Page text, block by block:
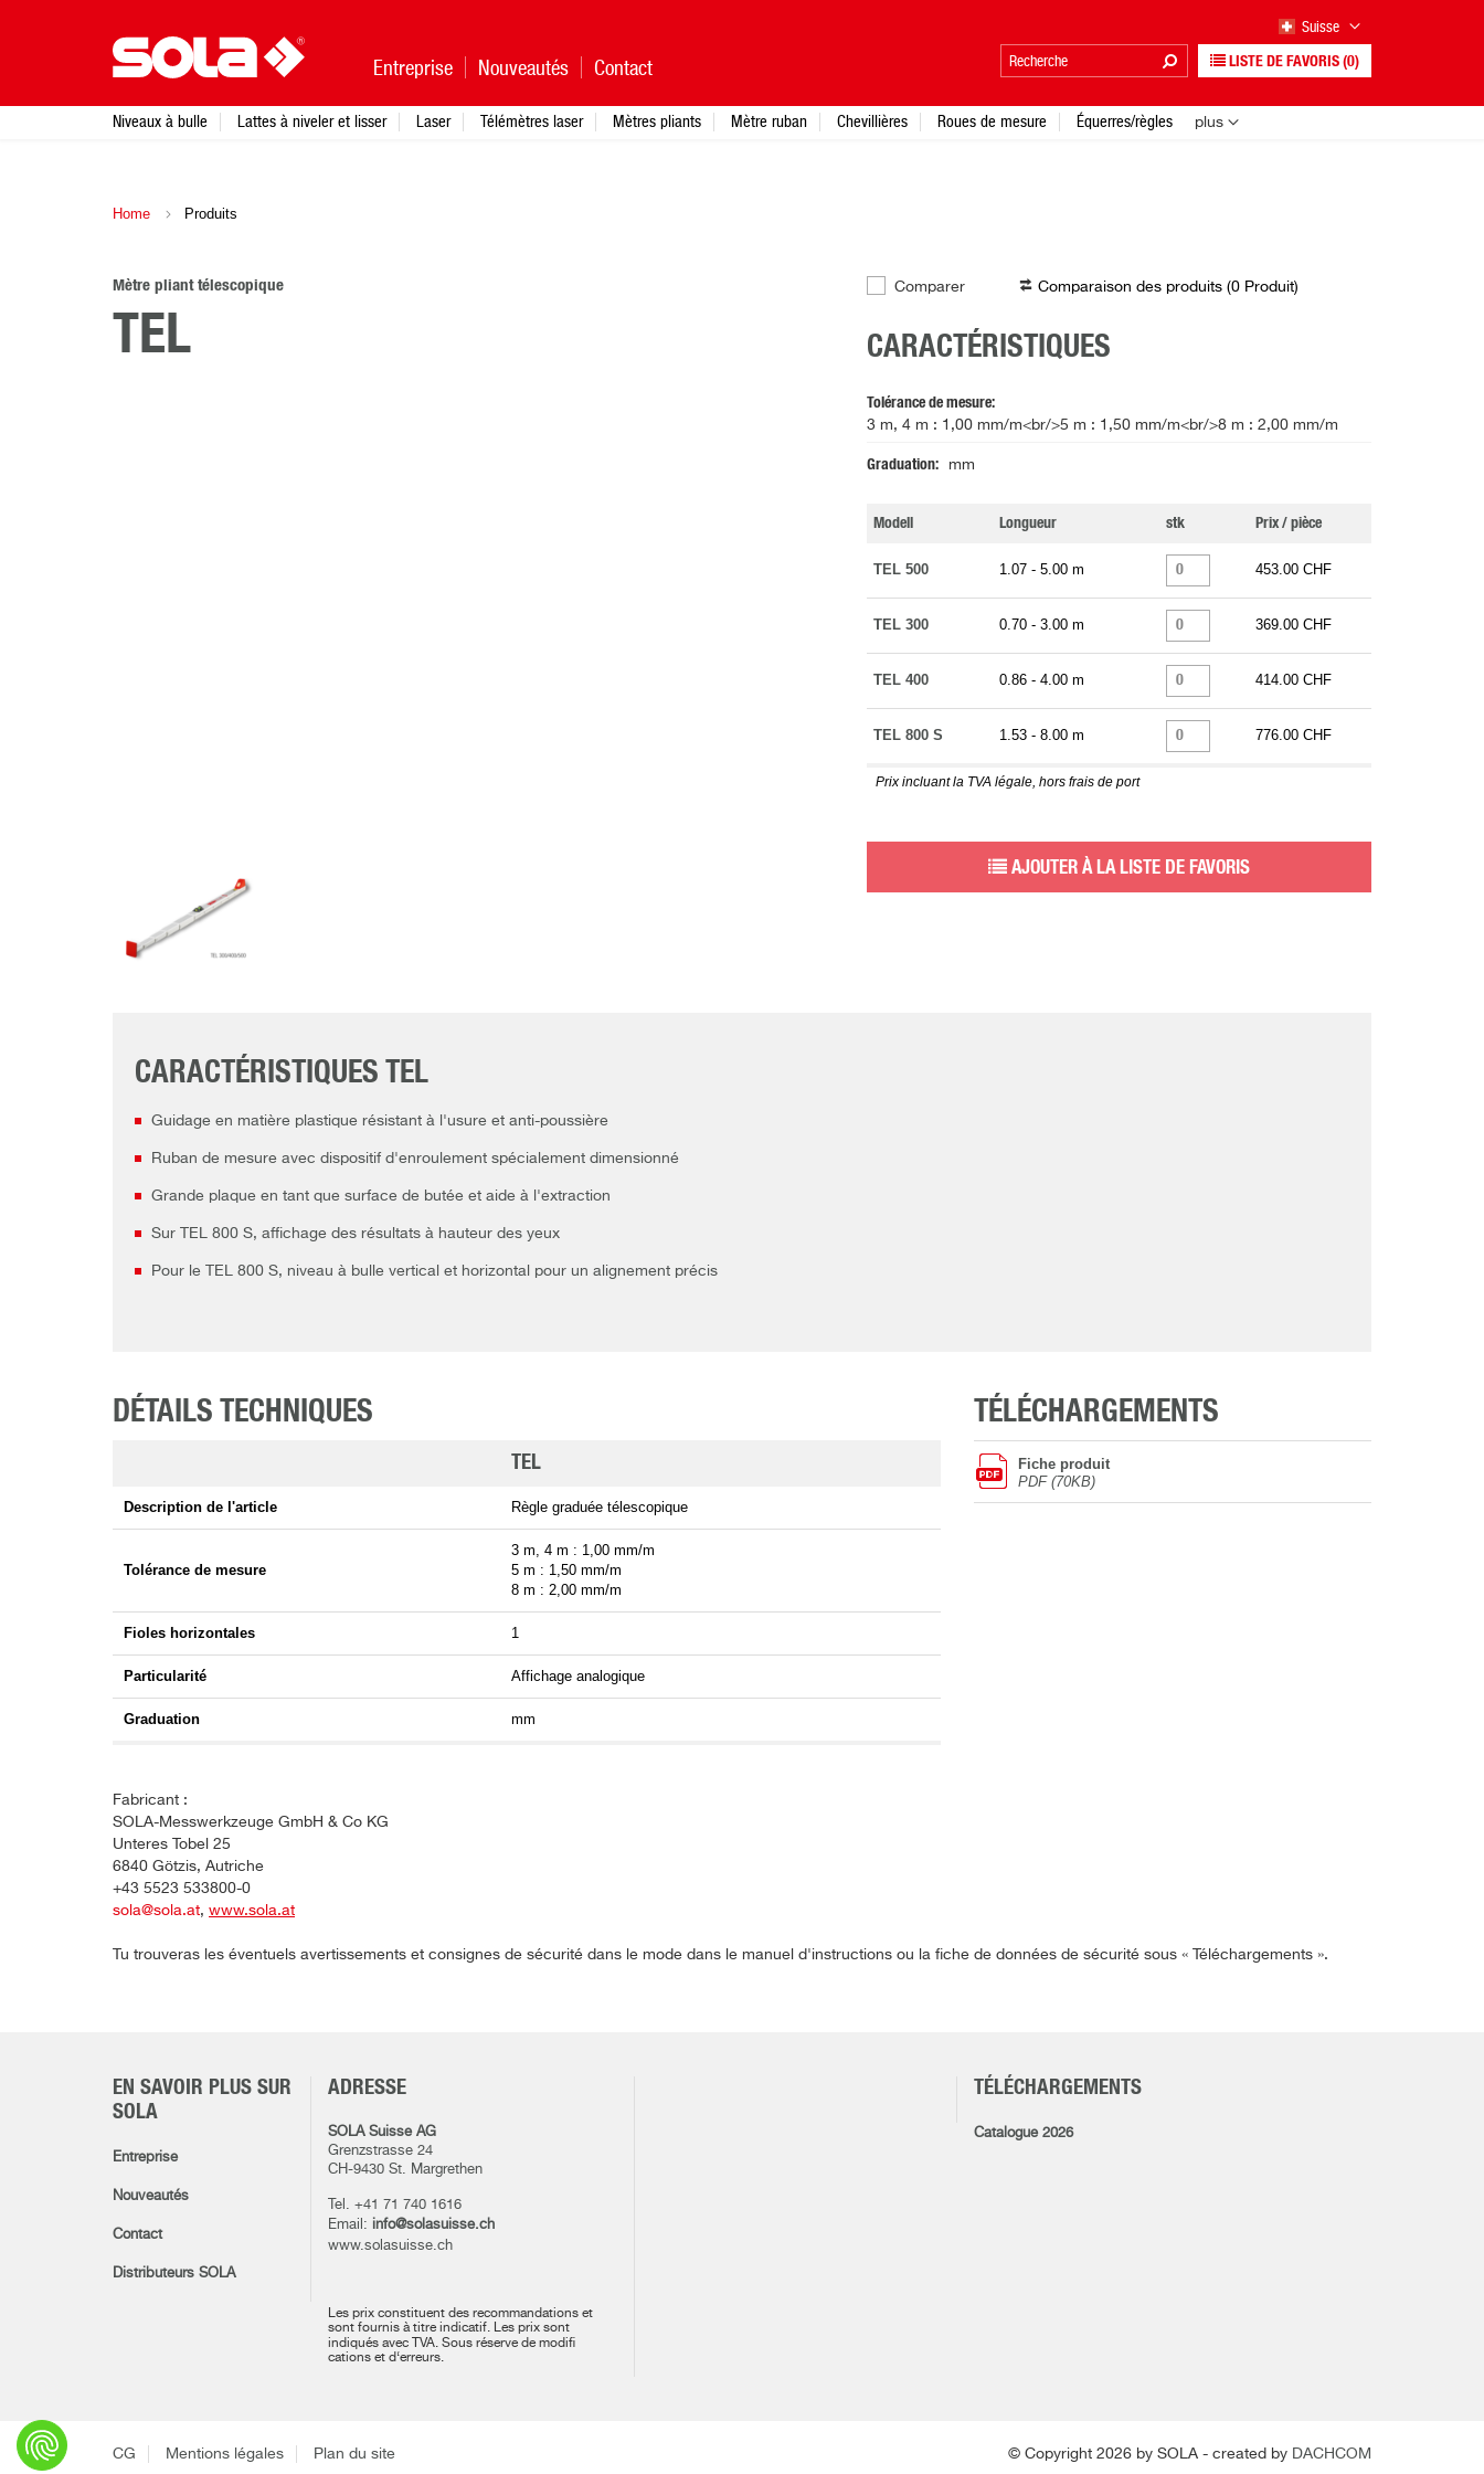
Home Produits
Mètre pliant télescopique
TEL
Comparer Comparaison des produits (0 Produit)
CARACTÉRISTIQUES
Tolérance de mesure
3 m, 4 m : 1,00 mm/m<br/>5 m : 1,50 mm/m<br/>8 m : 2,00 mm/m
Graduation mm
Modell Longueur stk Prix / pièce
TEL 500 1.07 - 5.00 m 453.00 CHF
TEL 300 0.70 - 3.00 m 369.00 CHF
TEL 400 0.86 - 4.00 m 414.00 CHF
TEL 800 S 1.53 - 8.00 m 776.00 CHF
Prix incluant la TVA légale, hors frais de port
AJOUTER À LA LISTE DE FAVORIS
CARACTÉRISTIQUES TEL
Guidage en matière plastique résistant à l'usure et anti-poussière
Ruban de mesure avec dispositif d'enroulement spécialement dimensionné
Grande plaque en tant que surface de butée et aide à l'extraction
Sur TEL 800 S, affichage des résultats à hauteur des yeux
Pour le TEL 800 S, niveau à bulle vertical et horizontal pour un alignement précis
DÉTAILS TECHNIQUES
TEL
Description de l'article Règle graduée télescopique
Tolérance de mesure
3 m, 4 m : 1,00 mm/m
5 m : 1,50 mm/m
8 m : 2,00 mm/m
Fioles horizontales 1
Particularité Affichage analogique
Graduation mm
TÉLÉCHARGEMENTS
Fiche produit
PDF (70KB)
Fabricant :
SOLA-Messwerkzeuge GmbH & Co KG
Unteres Tobel 25
6840 Götzis, Autriche
+43 5523 533800-0
sola@sola.at, www.sola.at
Tu trouveras les éventuels avertissements et consignes de sécurité dans le mode dans le manuel d'instructions ou la fiche de données de sécurité sous « Téléchargements ».
EN SAVOIR PLUS SUR
SOLA
Entreprise
Nouveautés
Contact
Distributeurs SOLA
ADRESSE
SOLA Suisse AG
Grenzstrasse 24
CH-9430 St. Margrethen
Tel. +41 71 740 1616
Email: info@solasuisse.ch
www.solasuisse.ch
Les prix constituent des recommandations et
sont fournis à titre indicatif. Les prix sont
indiqués avec TVA. Sous réserve de modifi
cations et d‘erreurs.
TÉLÉCHARGEMENTS
Catalogue 2026
CG Mentions légales Plan du site © Copyright 2026 by SOLA - created by DACHCOM
Entreprise Nouveautés Contact
Suisse
LISTE DE FAVORIS (0)
Niveaux à bulle Lattes à niveler et lisser Laser Télémètres laser Mètres pliants Mètre ruban Chevillières Roues de mesure Équerres/règles plus